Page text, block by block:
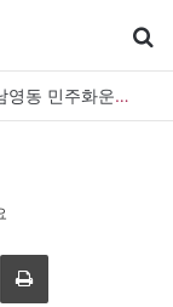
유가협 창립 40주년 기념식…12일 오후 남영동 민주화운동기념관
이메일